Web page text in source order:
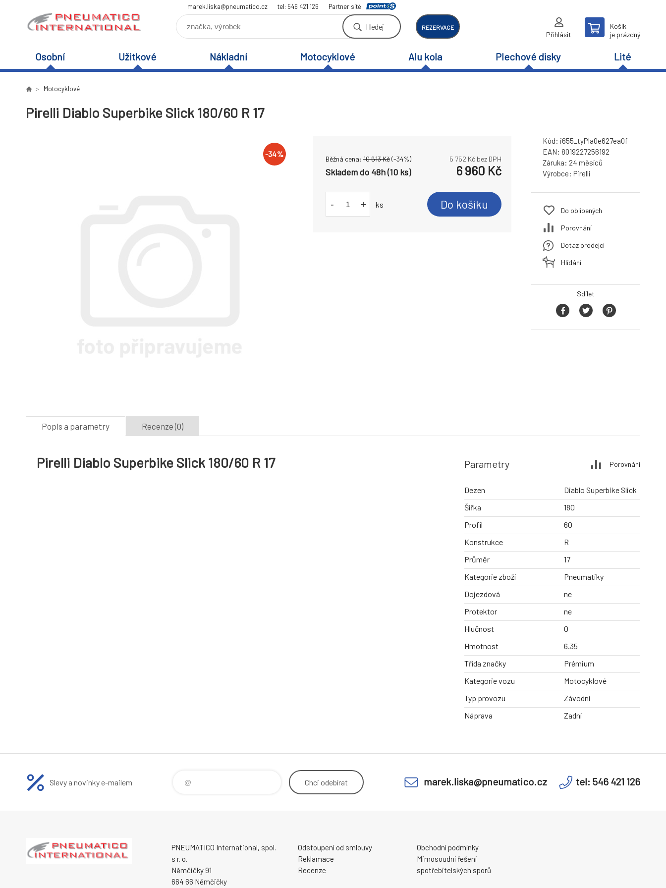
marek.liska@pneumatico.cz tel: 546 421 126 Partner sítě
Hledej REZERVACE
Přihlásit
Košík
je prázdný
Osobní Užitkové Nákladní Motocyklové Alu kola Plechové disky Lité
Motocyklové
Pirelli Diablo Superbike Slick 180/60 R 17
-34%
Běžná cena: 10 613Kč(-34%) 5 752 Kč bez DPH
Skladem do 48h (10 ks) 6 960 Kč
- + ks Do košíku
Kód: i655_tyPIa0e627ea0f
EAN: 8019227256192
Záruka: 24 měsíců
Výrobce: Pirelli
Do oblíbených
Porovnání
Dotaz prodejci
Hlídání
Sdílet
Popis a parametry Recenze (0)
Pirelli Diablo Superbike Slick 180/60 R 17 Parametry Porovnání
Dezen
Diablo Superbike Slick
Šířka
180
Profil
60
Konstrukce
R
Průměr
17
Kategorie zboží
Pneumatiky
Dojezdová
ne
Protektor
ne
Hlučnost
0
Hmotnost
6.35
Třída značky
Prémium
Kategorie vozu
Motocyklové
Typ provozu
Závodní
Náprava
Zadní
Slevy a novinky e-mailem Chci odebírat marek.liska@pneumatico.cz tel: 546 421 126
PNEUMATICO International, spol.
s r. o.
Němčičky 91
664 66 Němčičky
Odstoupení od smlouvy
Reklamace
Recenze
Obchodní podmínky
Mimosoudní řešení
spotřebitelských sporů